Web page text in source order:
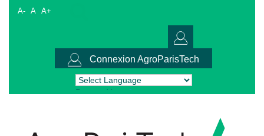
A- A A+
Connexion AgroParisTech
Powered by Translate